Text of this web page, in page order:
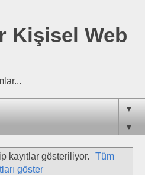
Kişisel Web
▼
▼
kayıtlar gösteriliyor.
Tüm
göster